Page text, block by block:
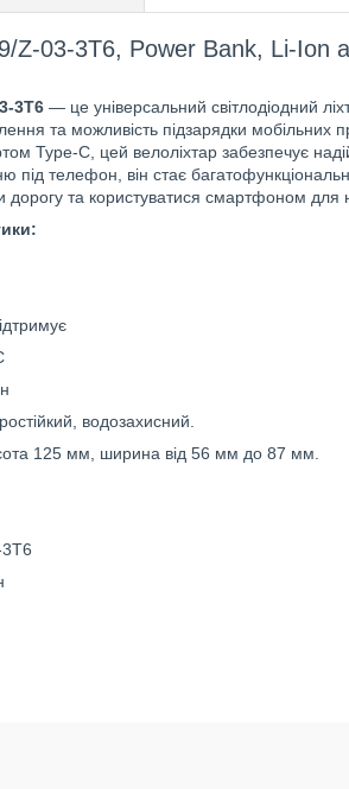
Z-03-3T6, Power Bank, Li-Ion
3T6 — це універсальний світлодіодний
та можливість підзарядки
Type-C, цей велоліхтар забезпечує
під телефон, він стає
дорогу та користуватися смартфоном для
водозахисний.
125 мм, ширина від 56 мм до 87 мм.